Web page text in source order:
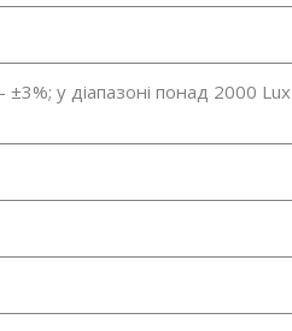
±3%; у діапазоні понад 2000 Lux